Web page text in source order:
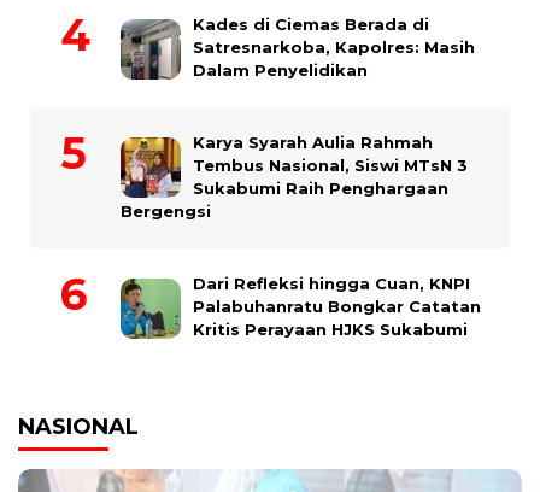
Kades di Ciemas Berada di
Satresnarkoba, Kapolres: Masih
Dalam Penyelidikan
Karya Syarah Aulia Rahmah
Tembus Nasional, Siswi MTsN 3
Sukabumi Raih Penghargaan
Bergengsi
Dari Refleksi hingga Cuan, KNPI
Palabuhanratu Bongkar Catatan
Kritis Perayaan HJKS Sukabumi
NASIONAL